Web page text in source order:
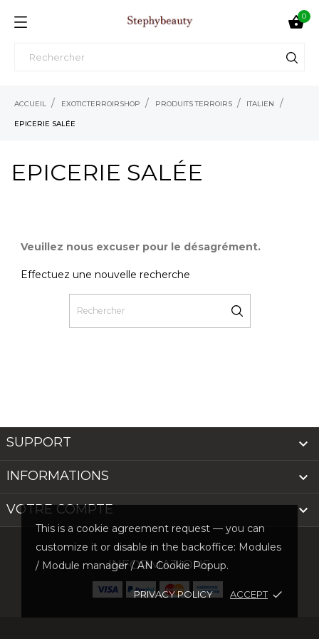
This is a cookie agreement request — you can
customize it or disable in the backoffice: Modules
/ Module manager / AN Cookie Popup.
PRIVACY POLICY ACCEPT done
0
ACCUEIL EXOTICTERROIRSHOP PRODUITS TERROIRS ITALIEN
EPICERIE SALÉE
EPICERIE SALÉE
Veuillez nous excuser pour le désagrément.
Effectuez une nouvelle recherche
SUPPORT 
INFORMATIONS 
VOTRE COMPTE 
INFORMATIONS